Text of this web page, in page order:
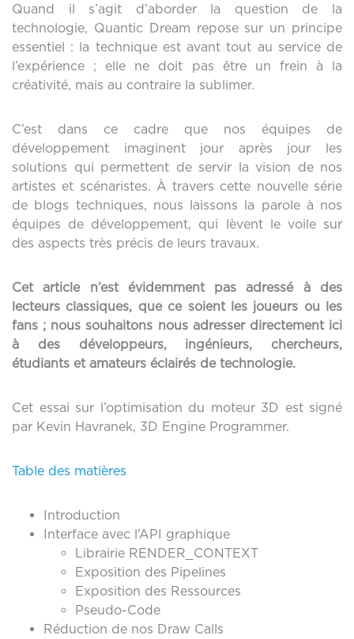
Quand il s’agit d’aborder la question de la
technologie, Quantic Dream repose sur un principe
essentiel : la technique est avant tout au service de
l’expérience ; elle ne doit pas être un frein à la
créativité, mais au contraire la sublimer.
C’est dans ce cadre que nos équipes de
développement imaginent jour après jour les
solutions qui permettent de servir la vision de nos
artistes et scénaristes. À travers cette nouvelle série
de blogs techniques, nous laissons la parole à nos
équipes de développement, qui lèvent le voile sur
des aspects très précis de leurs travaux.
Cet article n’est évidemment pas adressé à des
lecteurs classiques, que ce soient les joueurs ou les
fans ; nous souhaitons nous adresser directement ici
à des développeurs, ingénieurs, chercheurs,
étudiants et amateurs éclairés de technologie.
Cet essai sur l’optimisation du moteur 3D est signé
par Kevin Havranek, 3D Engine Programmer.
Table des matières
Introduction
Interface avec l’API graphique
Librairie RENDER_CONTEXT
Exposition des Pipelines
Exposition des Ressources
Pseudo-Code
Réduction de nos Draw Calls